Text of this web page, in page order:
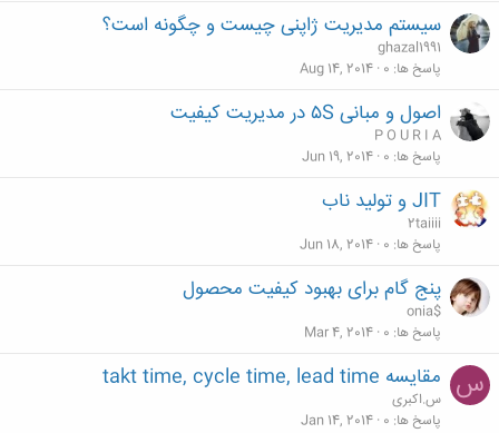
سیستم مدیریت ژاپنی چیست و چگونه است؟
ghazal1991
پاسخ ها 0
Aug 14, 2014
اصول و مبانی ۵S در مدیریت کیفیت
P O U R I A
پاسخ ها 0
Jun 19, 2014
JIT و تولید ناب
2taiiii
پاسخ ها 0
Jun 18, 2014
پنج گام برای بهبود کیفیت محصول
onia$
پاسخ ها 0
Mar 4, 2014
س مقایسه takt time, cycle time, lead time
س.اکبری
پاسخ ها 0
Jan 14, 2014